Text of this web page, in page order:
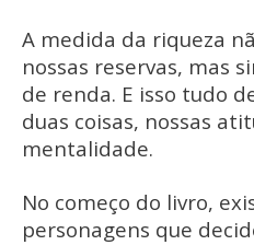
A medida da riqueza
nossas reservas, mas
de renda. E isso tudo
duas coisas, nossas
mentalidade.
No começo do livro,
personagens que